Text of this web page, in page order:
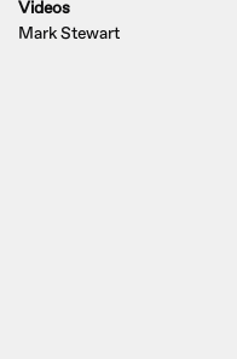
Videos
Mark Stewart